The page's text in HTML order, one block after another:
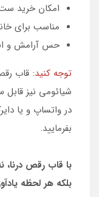
امکان خرید
مناسب برای
حس آرامش و
توجه کنید: قاب
شیائومی نیز
در واتساپ و یا
بفرمایید.
با قاب رقص درنا،
بلکه هر لحظه